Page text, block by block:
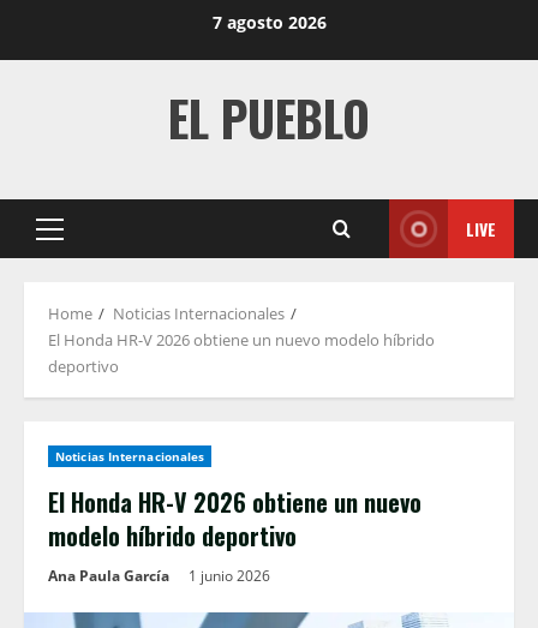
7 agosto 2026
EL PUEBLO
Primary
LIVE
Home
Noticias Internacionales
El Honda HR-V 2026 obtiene un nuevo modelo híbrido
deportivo
Noticias Internacionales
El Honda HR-V 2026 obtiene un nuevo
modelo híbrido deportivo
Ana Paula García 1 junio 2026